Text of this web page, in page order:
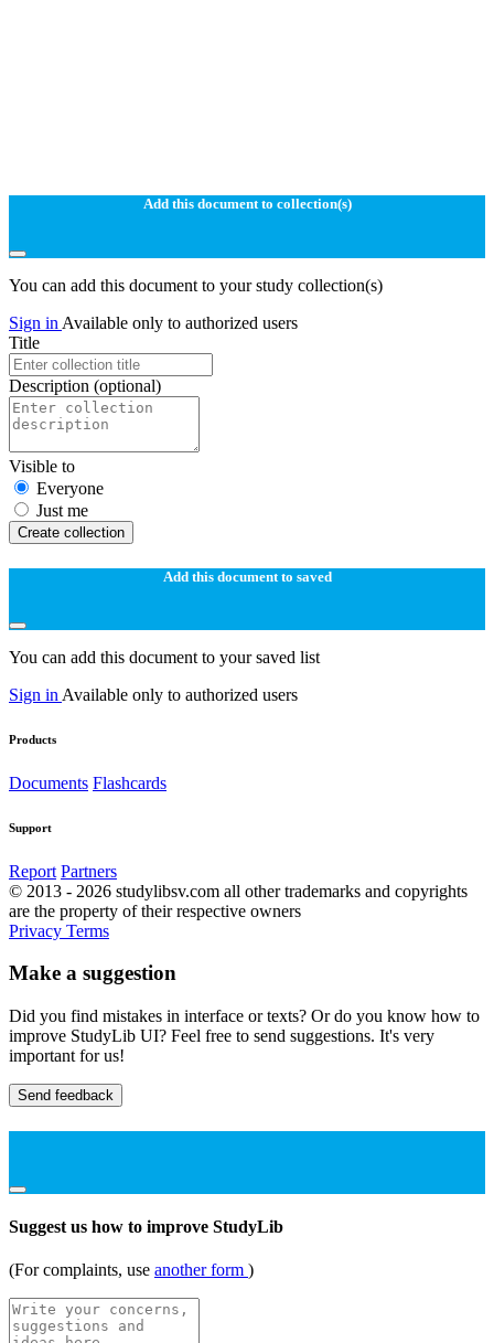
Add this document to collection(s)
You can add this document to your study collection(s)
Sign in Available only to authorized users
Title
Description (optional)
Visible to
Everyone
Just me
Create collection
Add this document to saved
You can add this document to your saved list
Sign in Available only to authorized users
Products
Documents Flashcards
Support
Report Partners
© 2013 - 2026 studylibsv.com all other trademarks and copyrights
are the property of their respective owners
Privacy Terms
Make a suggestion
Did you find mistakes in interface or texts? Or do you know how to
improve StudyLib UI? Feel free to send suggestions. It's very
important for us!
Send feedback
Suggest us how to improve StudyLib
(For complaints, use another form )